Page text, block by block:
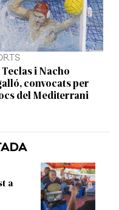
a
i Nacho
convocats per
del Mediterrani